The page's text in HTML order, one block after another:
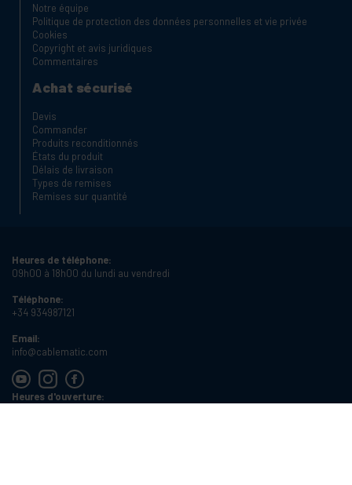
Notre équipe
Politique de protection des données personnelles et vie privée
Cookies
Copyright et avis juridiques
Commentaires
Achat sécurisé
Devis
Commander
Produits reconditionnés
États du produit
Délais de livraison
Types de remises
Remises sur quantité
Heures de téléphone:
09h00 à 18h00 du lundi au vendredi
Téléphone:
+34 934987121
Email:
info@cablematic.com
Heures d'ouverture: